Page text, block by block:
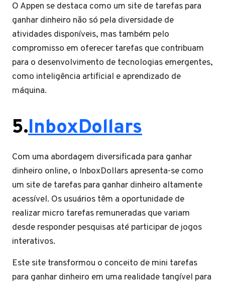
O Appen se destaca como um site de tarefas para
ganhar dinheiro não só pela diversidade de
atividades disponíveis, mas também pelo
compromisso em oferecer tarefas que contribuam
para o desenvolvimento de tecnologias emergentes,
como inteligência artificial e aprendizado de
máquina.
5.InboxDollars
Com uma abordagem diversificada para ganhar
dinheiro online, o InboxDollars apresenta-se como
um site de tarefas para ganhar dinheiro altamente
acessível. Os usuários têm a oportunidade de
realizar micro tarefas remuneradas que variam
desde responder pesquisas até participar de jogos
interativos.
Este site transformou o conceito de mini tarefas
para ganhar dinheiro em uma realidade tangível para